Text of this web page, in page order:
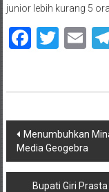
junior lebih kurang 5
Navigasi
pos
Menumbuhkan
Media Geogebra
Bupati Giri